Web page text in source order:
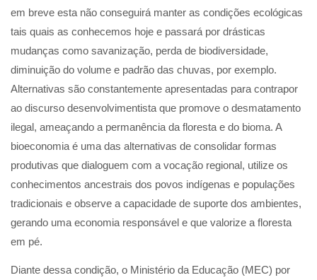
em breve esta não conseguirá manter as condições ecológicas
tais quais as conhecemos hoje e passará por drásticas
mudanças como savanização, perda de biodiversidade,
diminuição do volume e padrão das chuvas, por exemplo.
Alternativas são constantemente apresentadas para contrapor
ao discurso desenvolvimentista que promove o desmatamento
ilegal, ameaçando a permanência da floresta e do bioma. A
bioeconomia é uma das alternativas de consolidar formas
produtivas que dialoguem com a vocação regional, utilize os
conhecimentos ancestrais dos povos indígenas e populações
tradicionais e observe a capacidade de suporte dos ambientes,
gerando uma economia responsável e que valorize a floresta
em pé.
Diante dessa condição, o Ministério da Educação (MEC) por